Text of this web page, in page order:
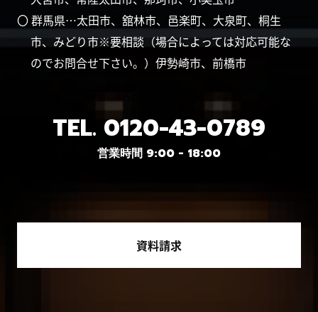
〇 群馬県…太田市、舘林市、邑楽町、大泉町、桐生
市、みどり市※要相談（場合によっては対応可能な
のでお問合せ下さい。）伊勢崎市、前橋市
TEL. 0120-43-0789
営業時間 9:00 - 18:00
資料請求